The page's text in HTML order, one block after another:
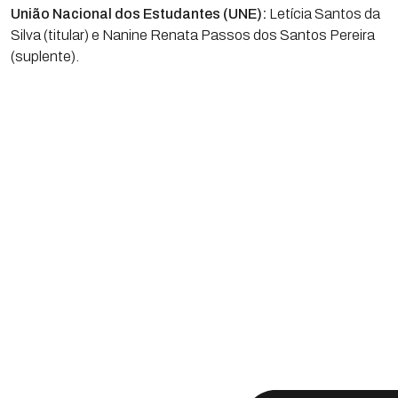
União Nacional dos Estudantes (UNE): Letícia Santos da
Silva (titular) e Nanine Renata Passos dos Santos Pereira
(suplente).